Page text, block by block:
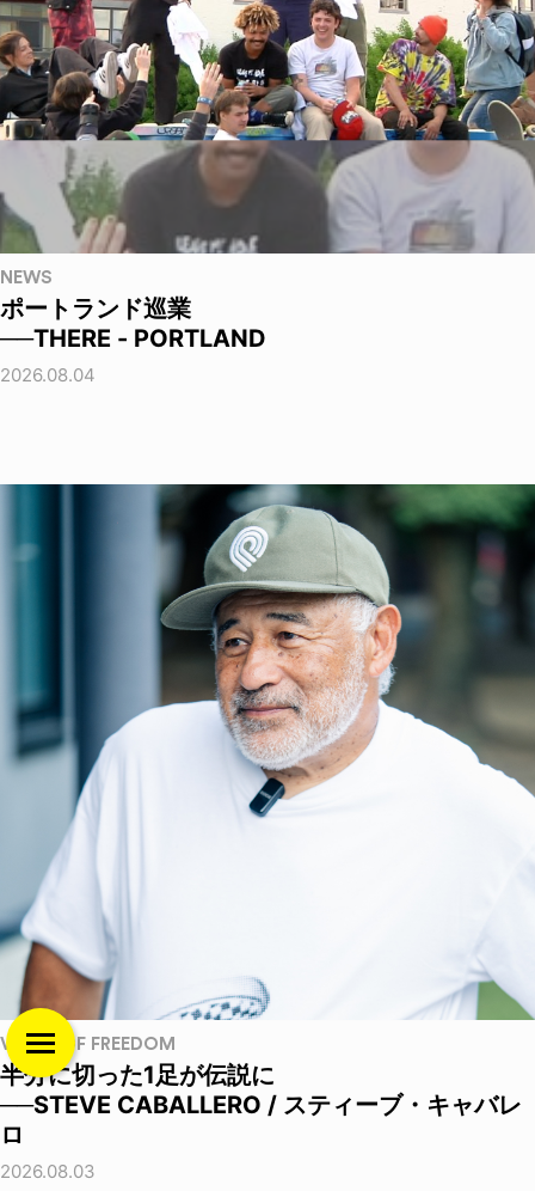
NEWS
ポートランド巡業
──THERE - PORTLAND
2026.08.04
VOICE OF FREEDOM
半分に切った1足が伝説に
──STEVE CABALLERO / スティーブ・キャバレ
ロ
2026.08.03